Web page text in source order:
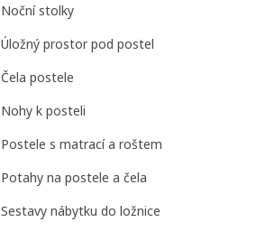
Noční stolky
Úložný prostor pod postel
Čela postele
Nohy k posteli
Postele s matrací a roštem
Potahy na postele a čela
Sestavy nábytku do ložnice